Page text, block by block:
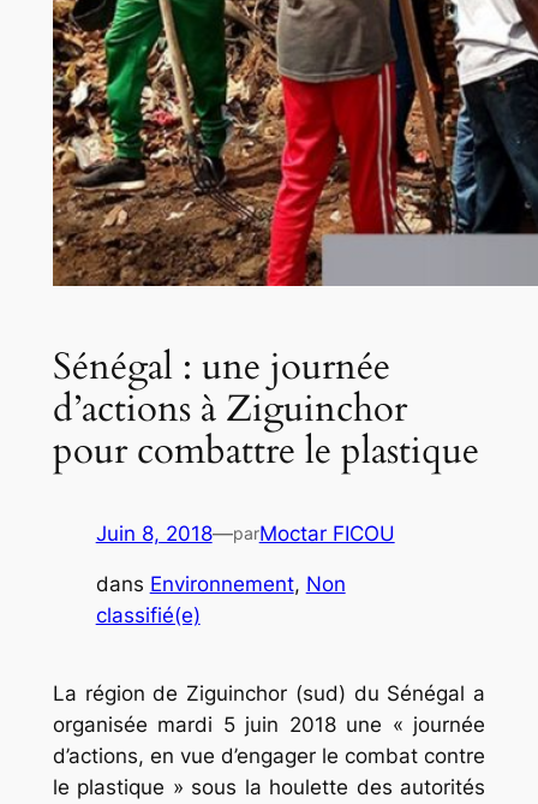
Sénégal : une journée
d’actions à Ziguinchor
pour combattre le plastique
Juin 8, 2018—parMoctar FICOU
dans Environnement, Non
classifié(e)
La région de Ziguinchor (sud) du Sénégal a
organisée mardi 5 juin 2018 une « journée
d’actions, en vue d’engager le combat contre
le plastique » sous la houlette des autorités